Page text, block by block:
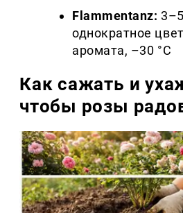
Flammentanz:
однократное
аромата, –30 °C
Как сажать и
чтобы розы